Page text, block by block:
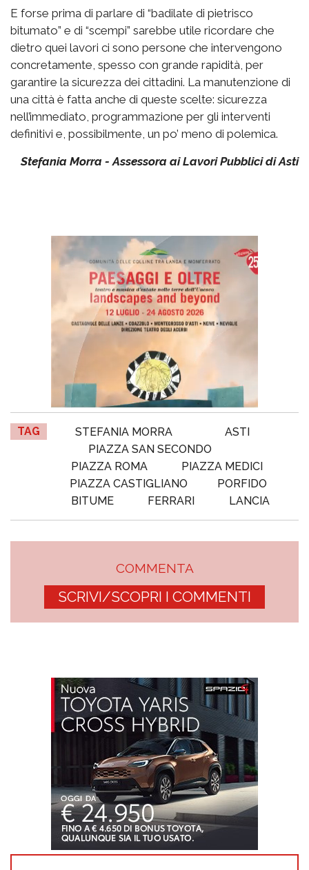
E forse prima di parlare di “badilate di pietrisco
bitumato” e di “scempi” sarebbe utile ricordare che
dietro quei lavori ci sono persone che intervengono
concretamente, spesso con grande rapidità, per
garantire la sicurezza dei cittadini. La manutenzione di
una città è fatta anche di queste scelte: sicurezza
nell’immediato, programmazione per gli interventi
definitivi e, possibilmente, un po’ meno di polemica.
Stefania Morra - Assessora ai Lavori Pubblici di Asti
TAG STEFANIA MORRA
ASTI
PIAZZA SAN SECONDO
PIAZZA ROMA
PIAZZA MEDICI
PIAZZA CASTIGLIANO
PORFIDO
BITUME
FERRARI LANCIA
COMMENTA
SCRIVI/SCOPRI I COMMENTI